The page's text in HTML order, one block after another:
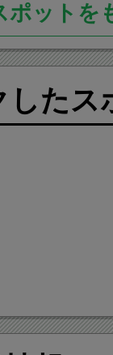
ポットを
したス